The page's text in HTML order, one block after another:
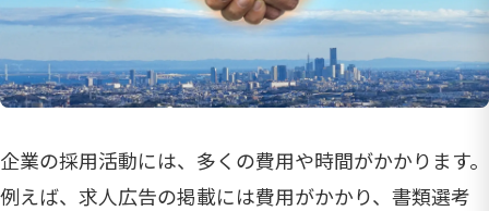
企業の採用活動には、多くの費用や時間がかかります。
例えば、求人広告の掲載には費用がかかり、書類選考